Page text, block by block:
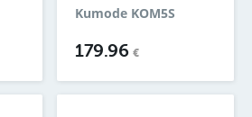
Kumode KOM5S
179.96€